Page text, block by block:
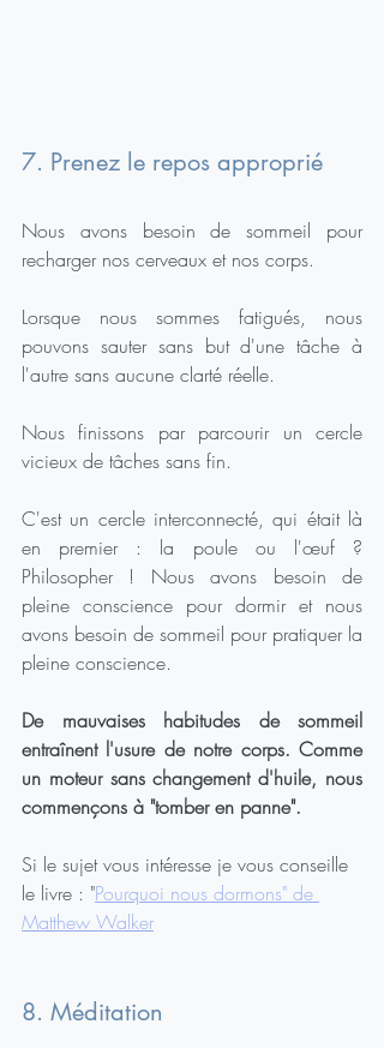
7. Prenez le repos approprié
Nous avons besoin de sommeil pour
recharger nos cerveaux et nos corps.
Lorsque nous sommes fatigués, nous
pouvons sauter sans but d'une tâche à
l'autre sans aucune clarté réelle.
Nous finissons par parcourir un cercle
vicieux de tâches sans fin.
C'est un cercle interconnecté, qui était là
en premier : la poule ou l'œuf ?
Philosopher ! Nous avons besoin de
pleine conscience pour dormir et nous
avons besoin de sommeil pour pratiquer la
pleine conscience.
De mauvaises habitudes de sommeil
entraînent l'usure de notre corps. Comme
un moteur sans changement d'huile, nous
commençons à "tomber en panne".
Si le sujet vous intéresse je vous conseille
le livre : "Pourquoi nous dormons" de
Matthew Walker
8. Méditation